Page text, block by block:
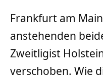
Frankfurt am Main
anstehenden
Zweitligist
verschoben. Wie